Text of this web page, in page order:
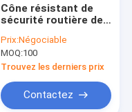
Cône résistant de
sécurité routière de
orange de PE haut
pour extérieur
Prix:Négociable
MOQ:100
Trouvez les derniers prix
Contactez